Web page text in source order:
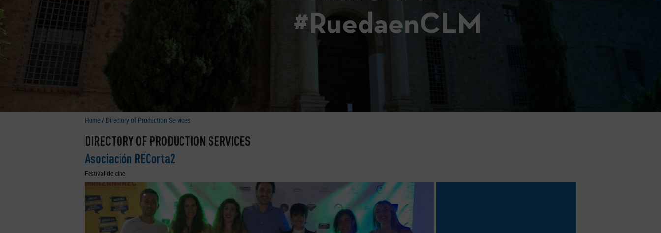
#RuedaenCLM
Home/ Directory of Production Services
DIRECTORY OF PRODUCTION SERVICES
Asociación RECorta2
Festival de cine